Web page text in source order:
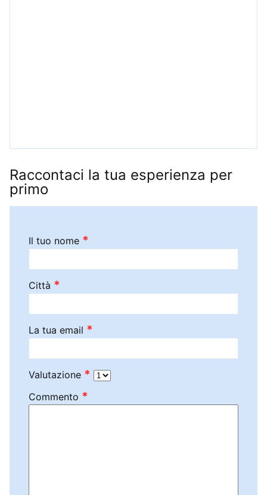
Raccontaci la tua esperienza per
primo
Il tuo nome *
Città *
La tua email *
Valutazione *
Commento *